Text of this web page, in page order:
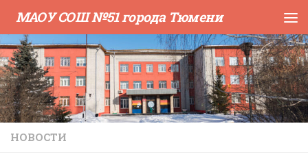
Skip to content
МАОУ СОШ №51 города Тюмени
НОВОСТИ